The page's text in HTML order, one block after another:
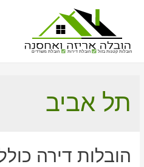
הובלות קטנות בזול הובלת דירות הובלת משרדים
תל אביב
הובלות דירה